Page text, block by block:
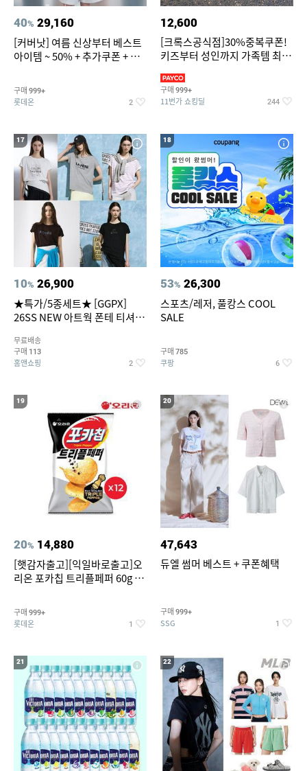
40% 29,160
[커버낫] 여름 신상부터 베스트
아이템 ~ 50% + 추가쿠폰 + 카
구매 999+
롯데온 2
12,600
[크록스공식점]30%중복쿠폰!
키즈부터 성인까지 가족템 최대
구매 999+
11번가 쇼킹딜 244
17
10% 26,900
★특가/5종세트★ [GGPX]
26SS NEW 아트웍 폰테 티셔츠
무료배송
구매 113
홈앤쇼핑 2
18
53% 26,300
스포츠/레저, 풀캉스 COOL
SALE
구매 785
쿠팡 6
19
20% 14,880
[햇감자출고][익일바로출고]오
리온 포카칩 트리플페퍼 60g 12
구매 999+
롯데온 1
20
47,643
듀엘 썸머 베스트 + 쿠폰혜택
구매 999+
SSG 1
21 22